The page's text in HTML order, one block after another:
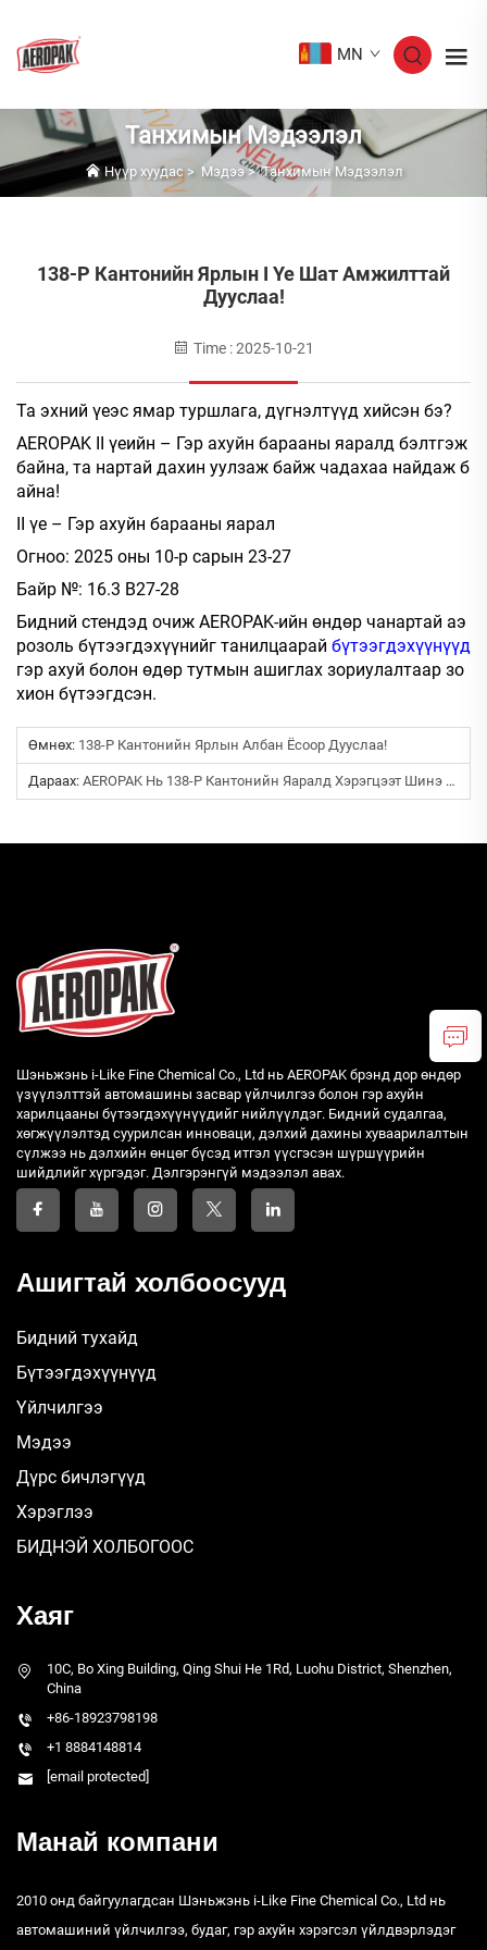
MN
Танхимын Мэдээлэл
Нүүр хуудас> Мэдээ>Танхимын Мэдээлэл
138-Р Кантонийн Ярлын I Үе Шат Амжилттай
Дууслаа!
Time : 2025-10-21
Та эхний үеэс ямар туршлага, дүгнэлтүүд хийсэн бэ?
AEROPAK II үеийн – Гэр ахуйн барааны яаралд бэлтгэж
байна, та нартай дахин уулзаж байж чадахаа найдаж б
айна!
II үе – Гэр ахуйн барааны яарал
Огноо: 2025 оны 10-р сарын 23-27
Байр №: 16.3 B27-28
Бидний стендэд очиж AEROPAK-ийн өндөр чанартай аэ
розоль бүтээгдэхүүнийг танилцаарай бүтээгдэхүүнүүд
гэр ахуй болон өдөр тутмын ашиглах зориулалтаар зо
хион бүтээгдсэн.
Өмнөх: 138-Р Кантонийн Ярлын Албан Ёсоор Дууслаа!
Дараах: AEROPAK Нь 138-Р Кантонийн Яаралд Хэрэгцээт Шинэ Шийдлийг Танилцуулах Болно
Шэньжэнь i-Like Fine Chemical Co., Ltd нь AEROPAK брэнд дор өндөр
үзүүлэлттэй автомашины засвар үйлчилгээ болон гэр ахуйн
харилцааны бүтээгдэхүүнүүдийг нийлүүлдэг. Бидний судалгаа,
хөгжүүлэлтэд суурилсан инноваци, дэлхий дахины хуваарилалтын
сүлжээ нь дэлхийн өнцөг бүсэд итгэл үүсгэсэн шүршүүрийн
шийдлийг хүргэдэг. Дэлгэрэнгүй мэдээлэл авах.
Ашигтай холбоосууд
Бидний тухайд
Бүтээгдэхүүнүүд
Үйлчилгээ
Мэдээ
Дүрс бичлэгүүд
Хэрэглээ
БИДНЭЙ ХОЛБОГООС
Хаяг
10C, Bo Xing Building, Qing Shui He 1Rd, Luohu District, Shenzhen,
China
+86-18923798198
+1 8884148814
[email protected]
Манай компани
2010 онд байгуулагдсан Шэньжэнь i-Like Fine Chemical Co., Ltd нь
автомашиний үйлчилгээ, будаг, гэр ахуйн хэрэгсэл үйлдвэрлэдэг